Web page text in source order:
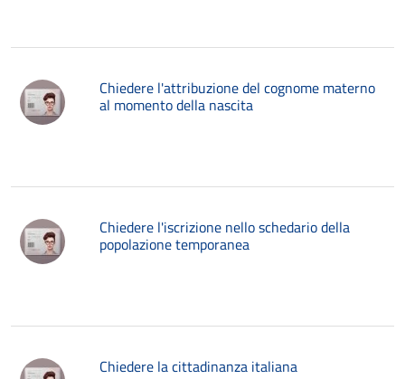
Chiedere l'attribuzione del cognome materno
al momento della nascita
Chiedere l'iscrizione nello schedario della
popolazione temporanea
Chiedere la cittadinanza italiana